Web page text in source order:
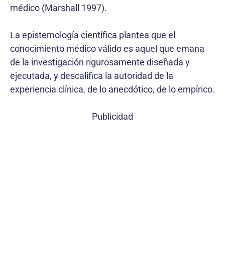
médico (Marshall 1997).
La epistemología científica plantea que el
conocimiento médico válido es aquel que emana
de la investigación rigurosamente diseñada y
ejecutada, y descalifica la autoridad de la
experiencia clínica, de lo anecdótico, de lo empírico.
Publicidad